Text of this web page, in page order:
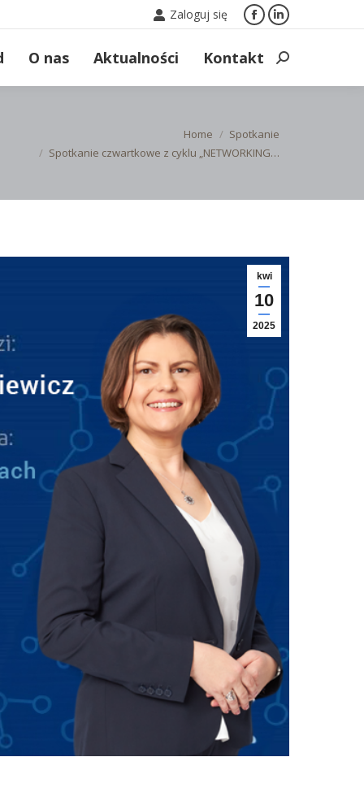
Zaloguj się
Facebook
opens
in
window
Linkedin
opens
in
window
O nas Aktualności Kontakt Search:
Home
Spotkanie
Spotkanie czwartkowe z cyklu „NETWORKING…
kwi
10
2025